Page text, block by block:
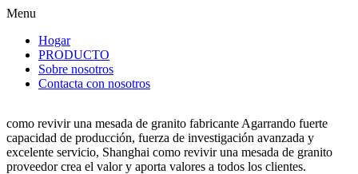
Menu
Hogar
PRODUCTO
Sobre nosotros
Contacta con nosotros
como revivir una mesada de granito fabricante Agarrando fuerte
capacidad de producción, fuerza de investigación avanzada y
excelente servicio, Shanghai como revivir una mesada de granito
proveedor crea el valor y aporta valores a todos los clientes.